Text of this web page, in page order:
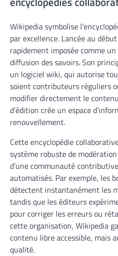
Wikipedia symbolise
par excellence. Lancée au
rapidement imposée comme
diffusion des savoirs. Son
un logiciel wiki, qui autorise
soient contributeurs réguliers
modifier directement le
d’édition crée un espace
renouvellement.
Cette encyclopédie
système robuste de
d’une communauté
automatisés. Par exemple, les
détectent instantanément les
tandis que les éditeurs
pour corriger les erreurs ou
cette organisation, Wikipedia
contenu libre accessible, mais
qualité.